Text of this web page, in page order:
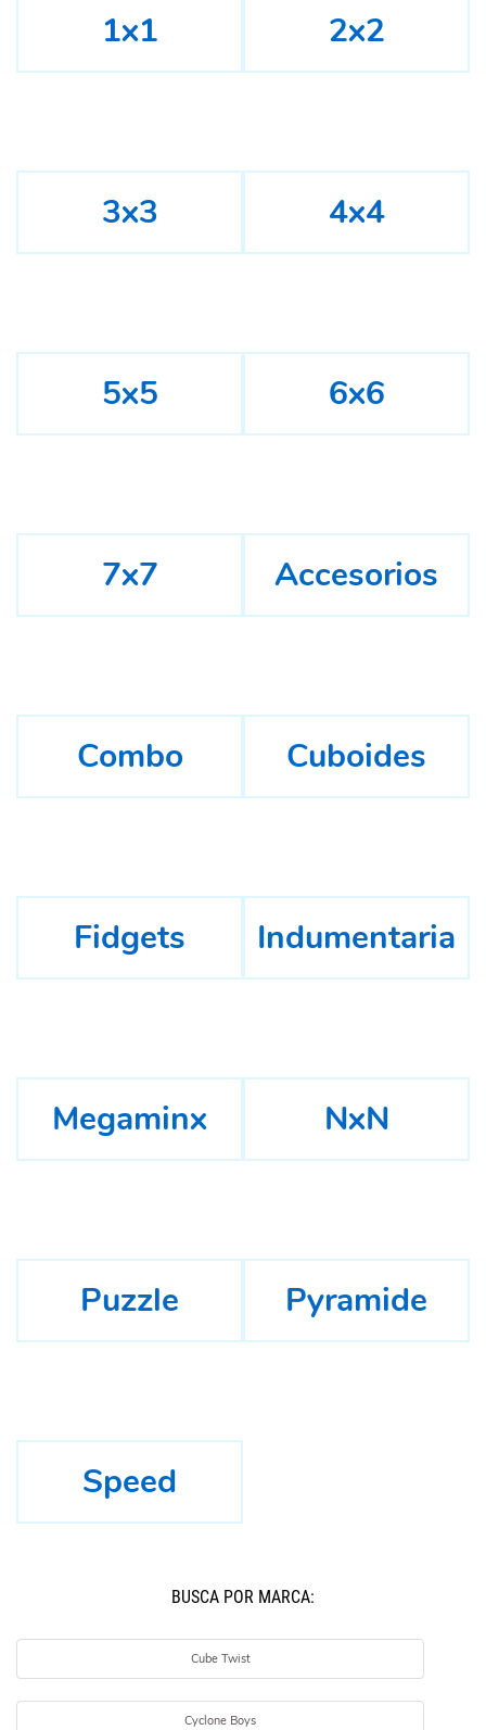
1x1 2x2
3x3 4x4
5x5 6x6
7x7 Accesorios
Combo Cuboides
Fidgets Indumentaria
Megaminx NxN
Puzzle Pyramide
Speed
BUSCÁ POR MARCA:
Cube Twist
Cyclone Boys